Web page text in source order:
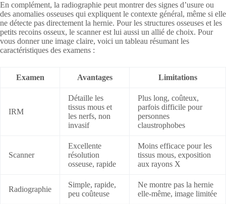
En complément, la radiographie peut montrer des signes d’usure ou
des anomalies osseuses qui expliquent le contexte général, même si elle
ne détecte pas directement la hernie. Pour les structures osseuses et les
petits recoins osseux, le scanner est lui aussi un allié de choix. Pour
vous donner une image claire, voici un tableau résumant les
caractéristiques des examens :
Examen Avantages Limitations
IRM
Détaille les
tissus mous et
les nerfs, non
invasif
Plus long, coûteux,
parfois difficile pour
personnes
claustrophobes
Scanner
Excellente
résolution
osseuse, rapide
Moins efficace pour les
tissus mous, exposition
aux rayons X
Radiographie
Simple, rapide,
peu coûteuse
Ne montre pas la hernie
elle-même, image limitée